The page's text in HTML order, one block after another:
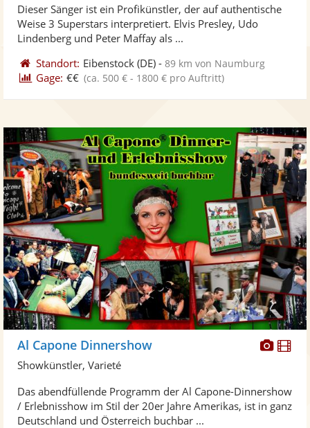
Fotos
5
Dieser Sänger ist ein Profikünstler, der auf authentische
Weise 3 Superstars interpretiert. Elvis Presley, Udo
Lindenberg und Peter Maffay als ...
Standort: Eibenstock (DE) -89 km von Naumburg
Gage: €€ (ca. 500 € - 1800 € pro Auftritt)
Fotos
Al Capone Dinnershow
Showkünstler, Varieté
Das abendfüllende Programm der Al Capone-Dinnershow
/ Erlebnisshow im Stil der 20er Jahre Amerikas, ist in ganz
Deutschland und Österreich buchbar ...